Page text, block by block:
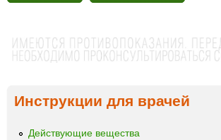
Инструкции для врачей
Действующие вещества